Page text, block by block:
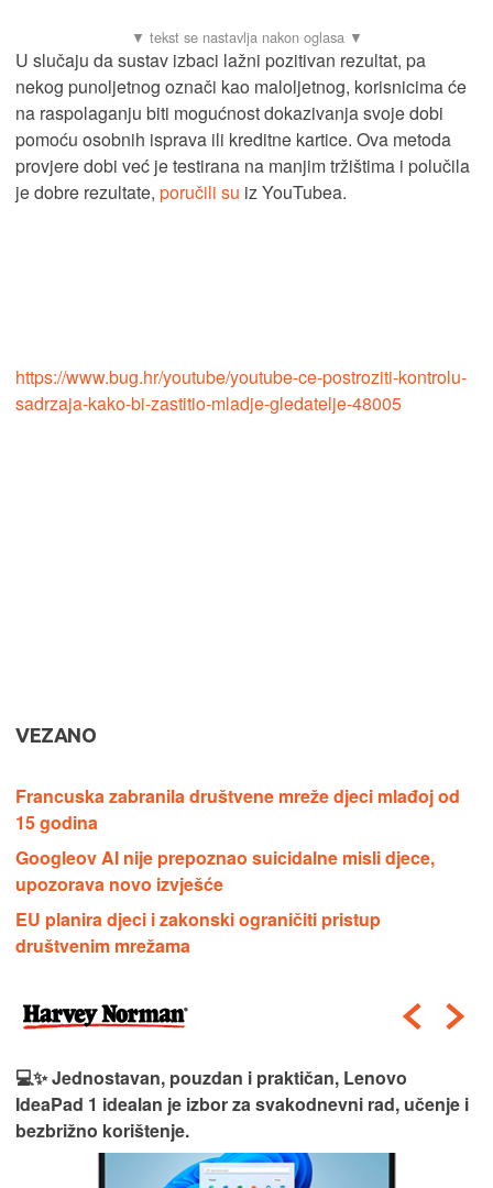
U slučaju da sustav izbaci lažni pozitivan rezultat, pa
nekog punoljetnog označi kao maloljetnog, korisnicima će
na raspolaganju biti mogućnost dokazivanja svoje dobi
pomoću osobnih isprava ili kreditne kartice. Ova metoda
provjere dobi već je testirana na manjim tržištima i polučila
je dobre rezultate, poručili su iz YouTubea.
https://www.bug.hr/youtube/youtube-ce-postroziti-kontrolu-
sadrzaja-kako-bi-zastitio-mladje-gledatelje-48005
VEZANO
Francuska zabranila društvene mreže djeci mlađoj od
15 godina
Googleov AI nije prepoznao suicidalne misli djece,
upozorava novo izvješće
EU planira djeci i zakonski ograničiti pristup
društvenim mrežama
💻✨ Jednostavan, pouzdan i praktičan, Lenovo
IdeaPad 1 idealan je izbor za svakodnevni rad, učenje i
bezbrižno korištenje.